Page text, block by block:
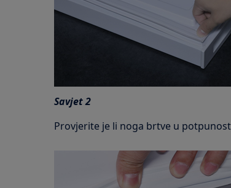
Savjet 2
Provjerite je li noga brtve u